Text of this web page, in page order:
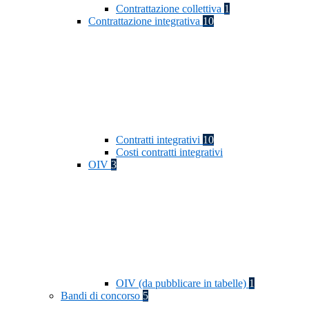
Contrattazione collettiva 1
Contrattazione integrativa 10
Contratti integrativi 10
Costi contratti integrativi
OIV 3
OIV (da pubblicare in tabelle) 1
Bandi di concorso 5